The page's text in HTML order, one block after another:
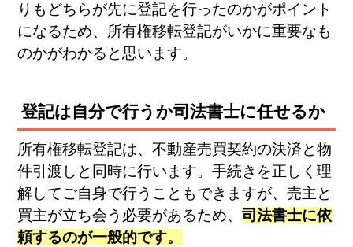
りもどちらが先に登記を行ったのかがポイント
になるため、所有権移転登記がいかに重要なも
のかがわかると思います。
登記は自分で行うか司法書士に任せるか
所有権移転登記は、不動産売買契約の決済と物
件引渡しと同時に行います。手続きを正しく理
解してご自身で行うこともできますが、売主と
買主が立ち会う必要があるため、司法書士に依
頼するのが一般的です。